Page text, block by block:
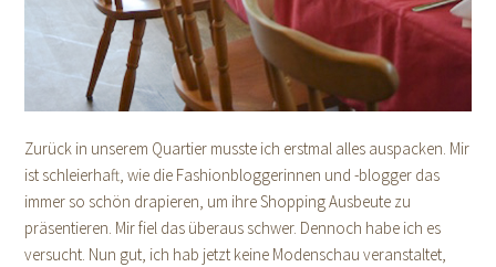
Zurück in unserem Quartier musste ich erstmal alles auspacken. Mir
ist schleierhaft, wie die Fashionbloggerinnen und -blogger das
immer so schön drapieren, um ihre Shopping Ausbeute zu
präsentieren. Mir fiel das überaus schwer. Dennoch habe ich es
versucht. Nun gut, ich hab jetzt keine Modenschau veranstaltet,